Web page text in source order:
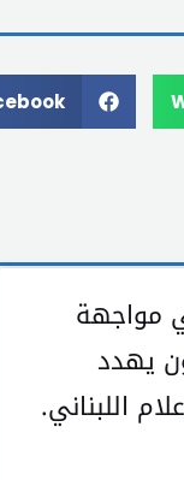
مواجهة
يهدد
اللبناني.